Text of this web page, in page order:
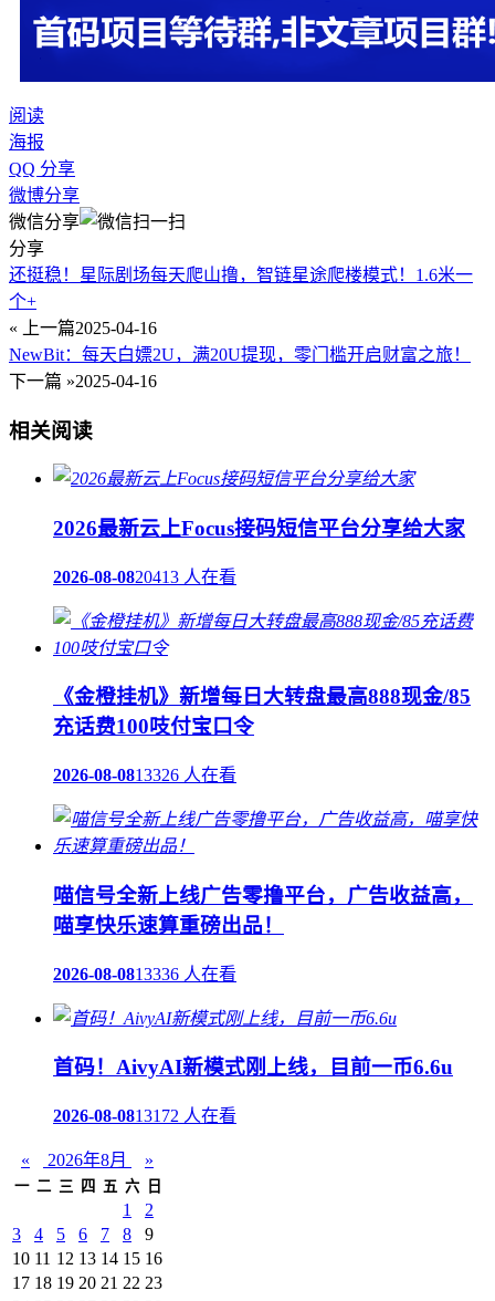
阅读
海报
QQ 分享
微博分享
微信分享
分享
还挺稳！星际剧场每天爬山撸，智链星途爬楼模式！1.6米一
个+
« 上一篇2025-04-16
NewBit：每天白嫖2U，满20U提现，零门槛开启财富之旅！
下一篇 »2025-04-16
相关阅读
2026最新云上Focus接码短信平台分享给大家
2026-08-0820413 人在看
《金橙挂机》新增每日大转盘最高888现金/85
充话费100吱付宝口令
2026-08-0813326 人在看
喵信号全新上线广告零撸平台，广告收益高，
喵享快乐速算重磅出品！
2026-08-0813336 人在看
首码！AivyAI新模式刚上线，目前一币6.6u
2026-08-0813172 人在看
« 2026年8月 »
一 二 三 四 五 六 日
1
2
3
4 5 6 7 8
9
10 11 12 13 14 15 16
17 18 19 20 21 22 23